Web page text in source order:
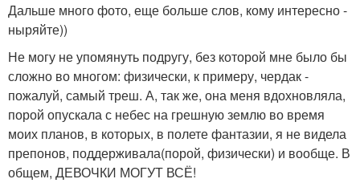
Дальше много фото, еще больше слов, кому интересно -
ныряйте))
Не могу не упомянуть подругу, без которой мне было бы
сложно во многом: физически, к примеру, чердак -
пожалуй, самый треш. А, так же, она меня вдохновляла,
порой опускала с небес на грешную землю во время
моих планов, в которых, в полете фантазии, я не видела
препонов, поддерживала(порой, физически) и вообще. В
общем, ДЕВОЧКИ МОГУТ ВСЁ!